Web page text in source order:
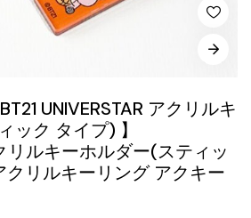
UNIVERSTAR アクリルキ
ック タイプ) 】
リルキーホルダー(スティッ
クリルキーリング アクキー